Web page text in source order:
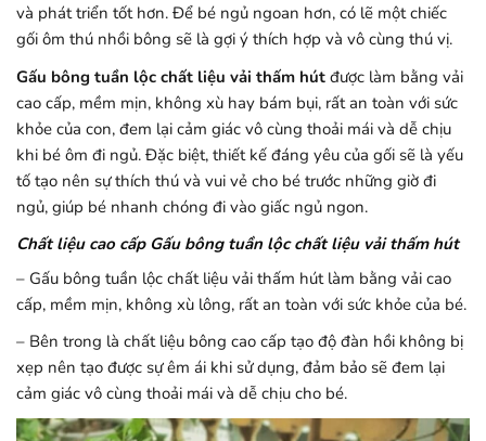
và phát triển tốt hơn. Để bé ngủ ngoan hơn, có lẽ một chiếc
gối ôm thú nhồi bông sẽ là gợi ý thích hợp và vô cùng thú vị.
Gấu bông tuần lộc chất liệu vải thấm hút được làm bằng vải
cao cấp, mềm mịn, không xù hay bám bụi, rất an toàn với sức
khỏe của con, đem lại cảm giác vô cùng thoải mái và dễ chịu
khi bé ôm đi ngủ. Đặc biệt, thiết kế đáng yêu của gối sẽ là yếu
tố tạo nên sự thích thú và vui vẻ cho bé trước những giờ đi
ngủ, giúp bé nhanh chóng đi vào giấc ngủ ngon.
Chất liệu cao cấp Gấu bông tuần lộc chất liệu vải thấm hút
– Gấu bông tuần lộc chất liệu vải thấm hút làm bằng vải cao
cấp, mềm mịn, không xù lông, rất an toàn với sức khỏe của bé.
– Bên trong là chất liệu bông cao cấp tạo độ đàn hồi không bị
xẹp nên tạo được sự êm ái khi sử dụng, đảm bảo sẽ đem lại
cảm giác vô cùng thoải mái và dễ chịu cho bé.